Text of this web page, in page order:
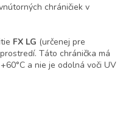
chráničiek v
FX LG (určenej pre
Táto chránička má
a nie je odolná voči UV